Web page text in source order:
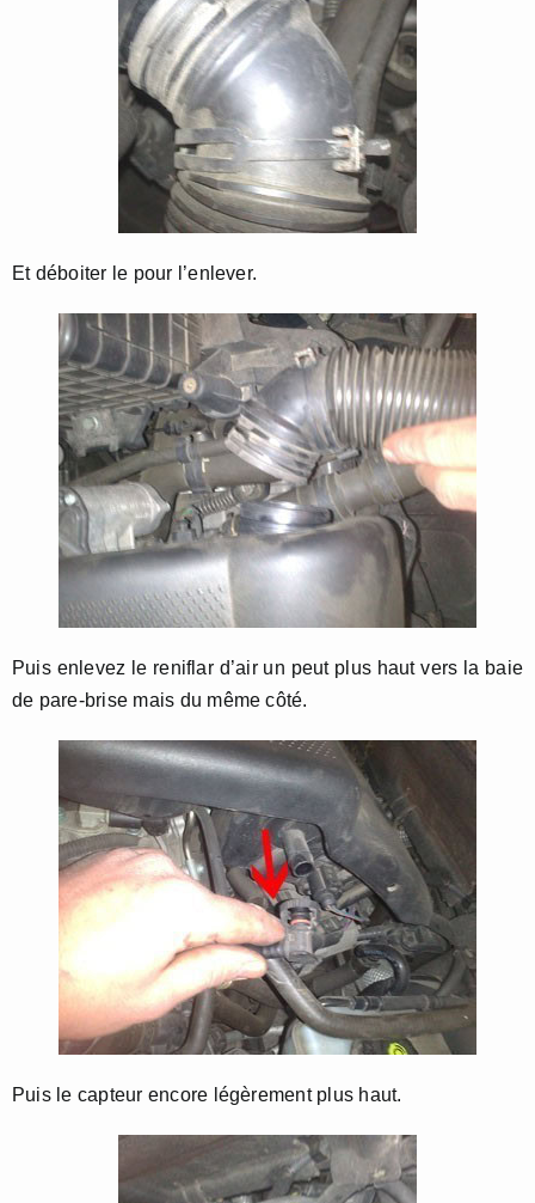
Et déboiter le pour l’enlever.
Puis enlevez le reniflar d’air un peut plus haut vers la baie
de pare-brise mais du même côté.
Puis le capteur encore légèrement plus haut.